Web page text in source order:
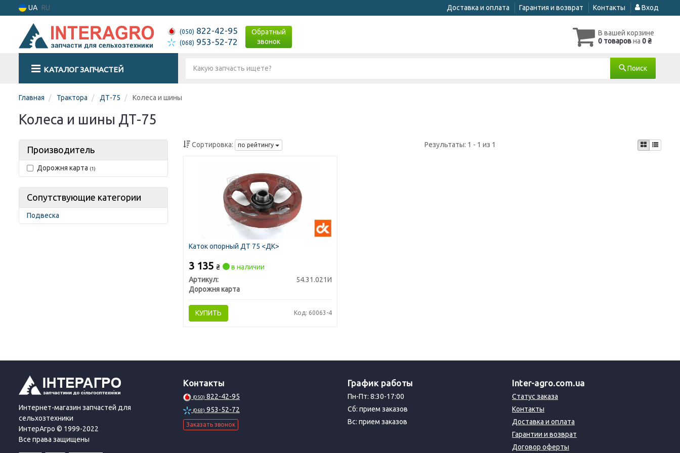
UA RU Доставка и оплата Гарантия и возврат Контакты Вход
(050) 822-42-95
(068) 953-52-72
Обратный
звонок
В вашей корзине
0 товаровна 0 ₴
КАТАЛОГ ЗАПЧАСТЕЙ Поиск
Главная Трактора ДТ-75 Колеса и шины
Колеса и шины ДТ-75
Производитель
Дорожня карта (1)
Сопутствующие категории
Подвеска
Сортировка: по рейтингу Результаты: 1 - 1 из 1
Каток опорный ДТ 75 <ДК>
3 135 ₴
в наличии
Артикул:
54.31.021И
Дорожня карта
КУПИТЬ Код: 60063-4
Интернет-магазин запчастей для
сельхозтехники
ИнтерАгро © 1999-2022
Все права защищены
Контакты
(050) 822-42-95
(068) 953-52-72
Заказать звонок
График работы
Пн-Пт: 8:30-17:00
Сб: прием заказов
Вс: прием заказов
Inter-agro.com.ua
Статус заказа
Контакты
Доставка и оплата
Гарантии и возврат
Договор оферты